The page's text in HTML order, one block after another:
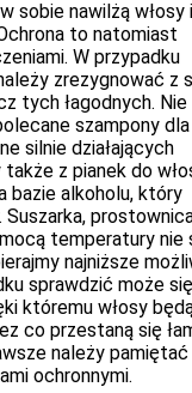
sobie nawilżą włosy i
to natomiast
W przypadku
zrezygnować z
tych łagodnych. Nie
szampony dla
silnie działających
z pianek do
bazie alkoholu, który
Suszarka,
temperatury nie
najniższe
sprawdzić może się
któremu włosy
co przestaną się
należy
ochronnymi.